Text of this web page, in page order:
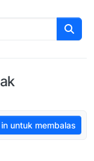
untuk membalas